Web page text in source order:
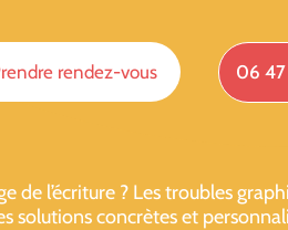
rendez-vous 06
de l’écriture ? Les troubles
solutions concrètes et